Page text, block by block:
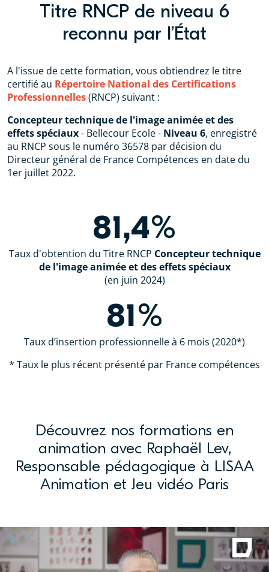
Titre RNCP de niveau 6
reconnu par l’État
A l'issue de cette formation, vous obtiendrez le titre
certifié au Répertoire National des Certifications
Professionnelles(RNCP) suivant :
Concepteur technique de l'image animée et des
effets spéciaux- Bellecour Ecole - Niveau 6, enregistré
au RNCP sous le numéro 36578 par décision du
Directeur général de France Compétences en date du
1er juillet 2022.
81,4%
Taux d'obtention du Titre RNCP Concepteur technique
de l'image animée et des effets spéciaux
(en juin 2024)
81%
Taux d’insertion professionnelle à 6 mois (2020*)
* Taux le plus récent présenté par France compétences
Découvrez nos formations en
animation avec Raphaël Lev,
Responsable pédagogique à LISAA
Animation et Jeu vidéo Paris
Raphaël, Responsable
Pédagogique Animation